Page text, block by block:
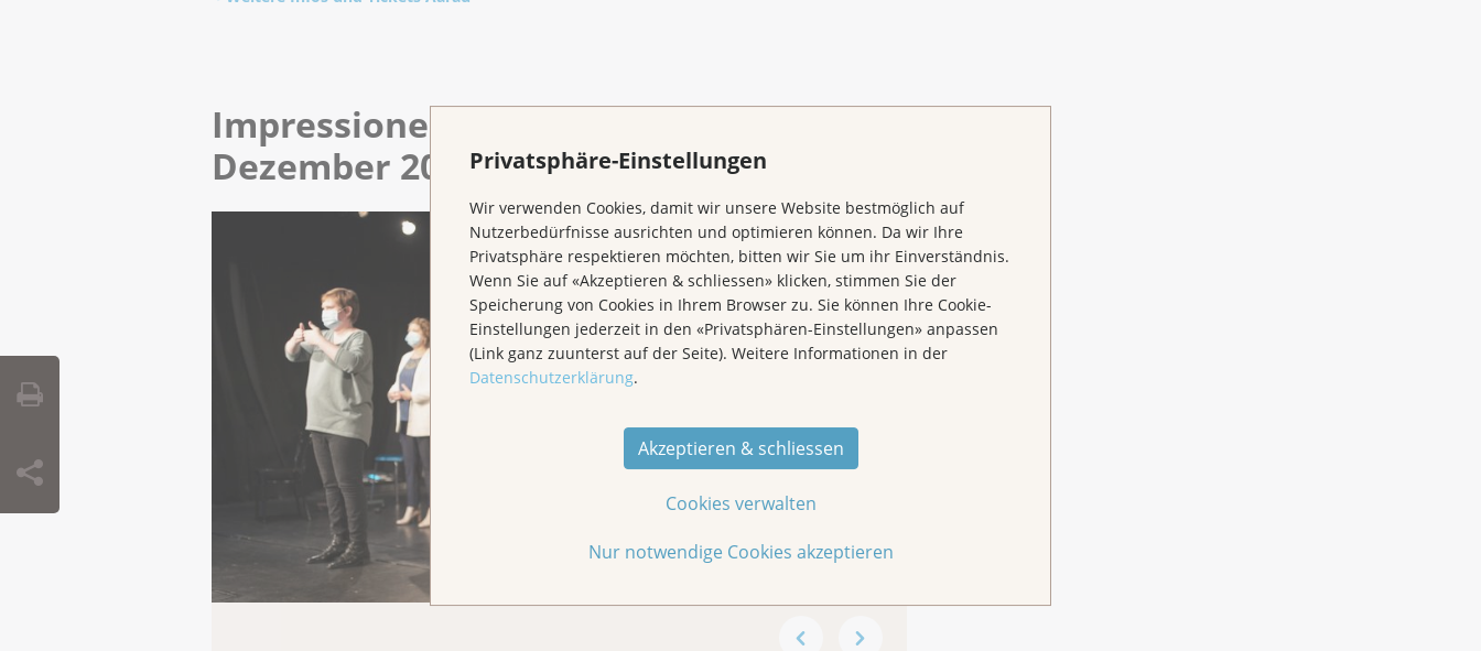
Privatsphäre-Einstellungen
Wir verwenden Cookies, damit wir unsere Website bestmöglich auf
Nutzerbedürfnisse ausrichten und optimieren können. Da wir Ihre
Privatsphäre respektieren möchten, bitten wir Sie um ihr Einverständnis.
Wenn Sie auf «Akzeptieren & schliessen» klicken, stimmen Sie der
Speicherung von Cookies in Ihrem Browser zu. Sie können Ihre Cookie-
Einstellungen jederzeit in den «Privatsphären-Einstellungen» anpassen
(Link ganz zuunterst auf der Seite). Weitere Informationen in der
Datenschutzerklärung.
Akzeptieren & schliessen
Cookies verwalten
Nur notwendige Cookies akzeptieren
Impressionen der Premiere vom 2.
Dezember 2020